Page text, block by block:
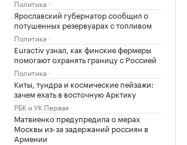
Политика
Ярославский губернатор сообщил о
потушенных резервуарах с топливом
Политика
Euractiv узнал, как финские фермеры
помогают охранять границу с Россией
Политика
Киты, тундра и космические пейзажи:
зачем ехать в восточную Арктику
РБК и УК Первая
Матвиенко предупредила о мерах
Москвы из-за задержаний россиян в
Армении